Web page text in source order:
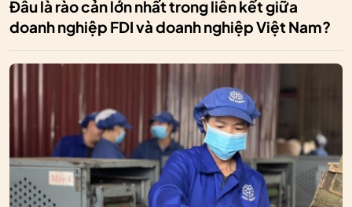
Đâu là rào cản lớn nhất trong liên kết giữa
doanh nghiệp FDI và doanh nghiệp Việt Nam?